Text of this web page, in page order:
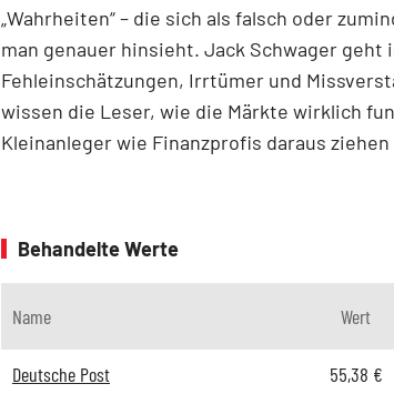
„Wahrheiten“ – die sich als falsch oder
man genauer hinsieht. Jack Schwager geht
Fehleinschätzungen, Irrtümer und
wissen die Leser, wie die Märkte wirklich
Kleinanleger wie Finanzprofis daraus
Behandelte Werte
Name Wert
Deutsche Post 55,38 €